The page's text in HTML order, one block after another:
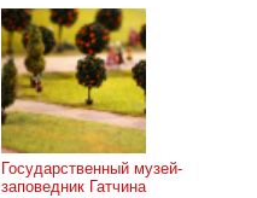
Государственный музей-
заповедник Гатчина